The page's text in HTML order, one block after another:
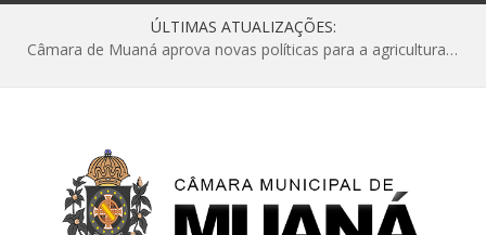
ÚLTIMAS ATUALIZAÇÕES:
Câmara de Muaná aprova novas políticas para a agricultura e solicita reforma da Ponte do Reduto